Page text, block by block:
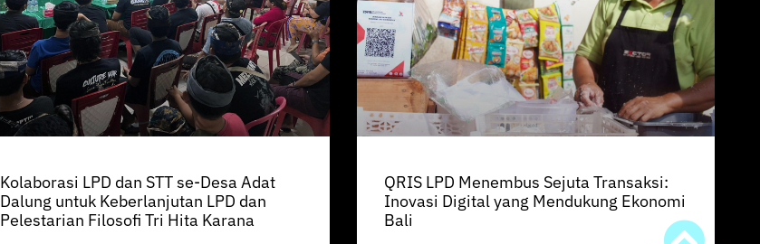
Kolaborasi LPD dan STT se-Desa Adat
Dalung untuk Keberlanjutan LPD dan
Pelestarian Filosofi Tri Hita Karana
QRIS LPD Menembus Sejuta Transaksi:
Inovasi Digital yang Mendukung Ekonomi
Bali